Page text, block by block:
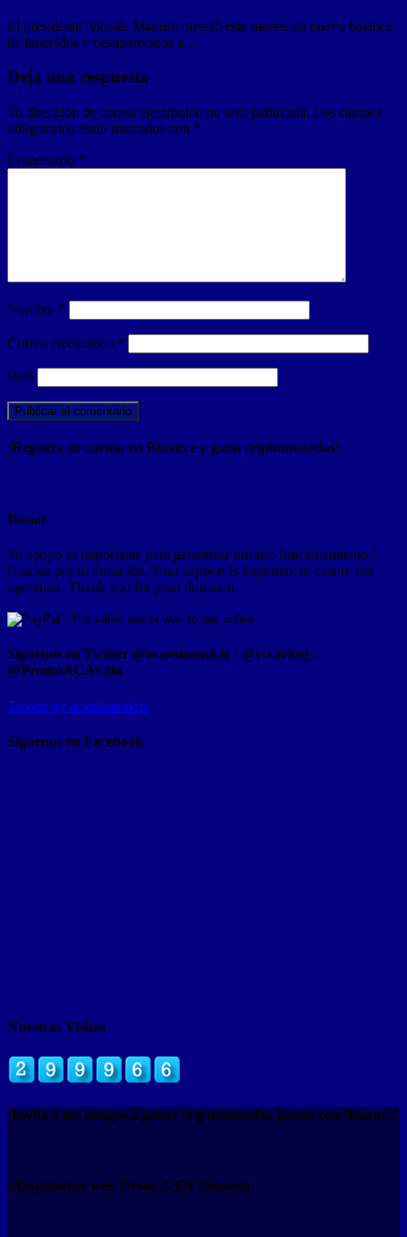
El presidente Nicolás Maduro ofreció este martes un nuevo balance
de fallecidos y desaparecidos a …
Deja una respuesta
Tu dirección de correo electrónico no será publicada. Los campos
obligatorios están marcados con *
Comentario *
Nombre *
Correo electrónico *
Web
¡Registra tu cuenta en Binance y gana criptomonedas!
Donar
Tu apoyo es importante para garantizar nuestro funcionamiento /
Gracias por tu donación. Your support is important to ensure our
operation. Thank you for your donation.
Síguenos en Twitter @acaeslanoticia / @rccarlosj /
@PromoACAVzla
Tweets by acaeslanoticia
Siguenos en Facebook
Nuestras Visitas
¡Invita a tus amigos a ganar criptomonedas juntos con Binance!
¡Alojamiento web Desde 2.35$ Mensual